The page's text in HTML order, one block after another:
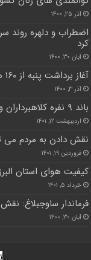
آذر ۲۵, ۱۴۰۰
اضطراب و دلهره روند
کرد
آبان ۳۰, ۱۴۰۰
آغاز برداشت پنبه از ۱۶۰ هکتار مزرعه در اشتهارد
آذر ۳, ۱۴۰۰
باند ۹ نفره کلاهبرداران واتساپی در البرز بازداشت شدند
اردیبهشت ۱۲, ۱۴۰۱
نقش دادن به مردم می
فروردین ۱۹, ۱۴۰۱
کیفیت هوای استان
خرداد ۵, ۱۴۰۱
فرماندار ساوجبلاغ:
آبان ۳۰, ۱۴۰۰